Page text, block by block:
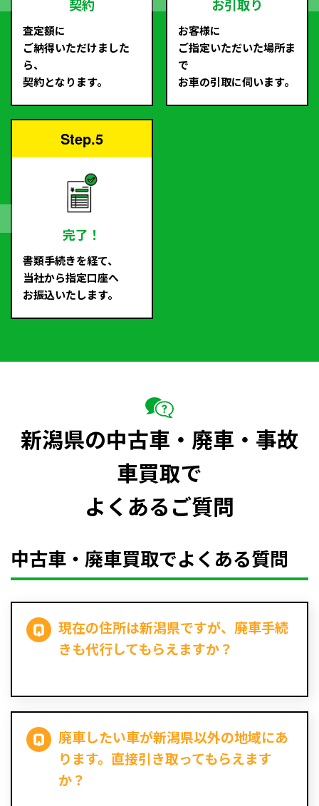
契約
査定額に
ご納得いただけました
ら、
契約となります。
お引取り
お客様に
ご指定いただいた場所ま
で
お車の引取に伺います。
Step.5
完了！
書類手続きを経て、
当社から指定口座へ
お振込いたします。
新潟県の中古車・廃車・事故
車買取で
よくあるご質問
中古車・廃車買取でよくある質問
現在の住所は新潟県ですが、廃車手続
きも代行してもらえますか？
廃車したい車が新潟県以外の地域にあ
ります。直接引き取ってもらえます
か？